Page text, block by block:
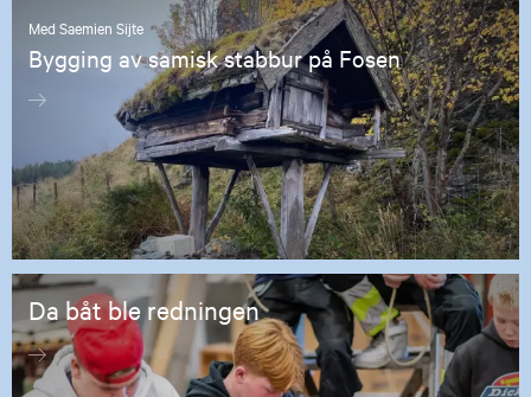
Med Saemien Sijte
Bygging av samisk stabbur på Fosen
Da båt ble redningen